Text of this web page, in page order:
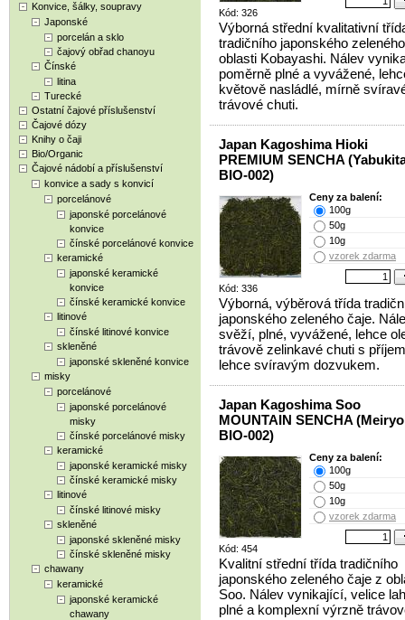
Konvice, šálky, soupravy
Japonské
porcelán a sklo
čajový obřad chanoyu
Čínské
litina
Turecké
Ostatní čajové příslušenství
Čajové dózy
Knihy o čaji
Bio/Organic
Čajové nádobí a příslušenství
konvice a sady s konvicí
porcelánové
japonské porcelánové
konvice
čínské porcelánové konvice
keramické
japonské keramické
konvice
čínské keramické konvice
litinové
čínské litinové konvice
skleněné
japonské skleněné konvice
misky
porcelánové
japonské porcelánové
misky
čínské porcelánové misky
keramické
japonské keramické misky
čínské keramické misky
litinové
čínské litinové misky
skleněné
japonské skleněné misky
čínské skleněné misky
chawany
keramické
japonské keramické
chawany
Kód: 326
Výborná střední kvalitativní
tradičního japonského
oblasti Kobayashi. Nálev
poměrně plné a vyvážené,
květově nasládlé, mírně
trávové chuti.
Japan Kagoshima Hioki
PREMIUM SENCHA
BIO-002)
Kód: 336
Ceny za balení:
100g
50g
10g
vzorek zdarma
Výborná, výběrová třída
japonského zeleného čaje.
svěží, plné, vyvážené, lehce
trávově zelinkavé chuti s
lehce svíravým dozvukem.
Japan Kagoshima Soo
MOUNTAIN SENCHA
BIO-002)
Kód: 454
Ceny za balení:
100g
50g
10g
vzorek zdarma
Kvalitní střední třída tradičního
japonského zeleného čaje z
Soo. Nálev vynikající, velice
plné a komplexní výrzně